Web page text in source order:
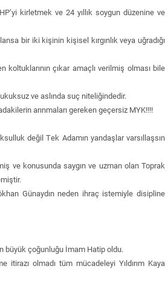
kirletmek ve 24 yıllık soygun düzenine ve
bir iki kişinin kişisel kırgınlık veya uğradığı
koltuklarının çıkar amaçlı verilmiş olması bile
ve aslında suç niteliğindedir.
arınmaları gereken geçersiz MYK!!!!
değil Tek Adamın yandaşlar varsıllaşsın
ve konusunda saygın ve uzman olan Toprak
Günaydın neden ihraç istemiyle disipline
büyük çoğunluğu İmam Hatip oldu.
olmadı tüm mücadeleyi Yıldırım Kaya